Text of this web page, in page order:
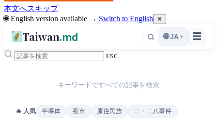
本文へスキップ
🌐 English version available → Switch to English ✕
Taiwan.md ☰
🌐 JA ▾
ESC
キーワードですべての記事を検索
🔥 人気 半導体 夜市 原住民族
二・二八事件